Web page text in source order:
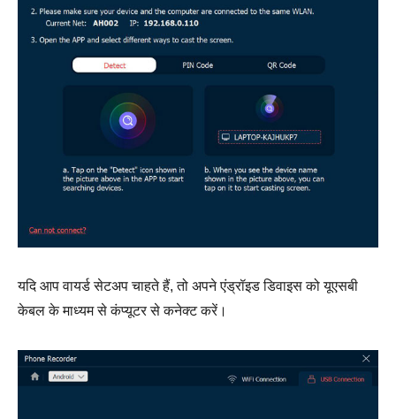
यदि आप वायर्ड सेटअप चाहते हैं, तो अपने एंड्रॉइड डिवाइस को यूएसबी
केबल के माध्यम से कंप्यूटर से कनेक्ट करें।